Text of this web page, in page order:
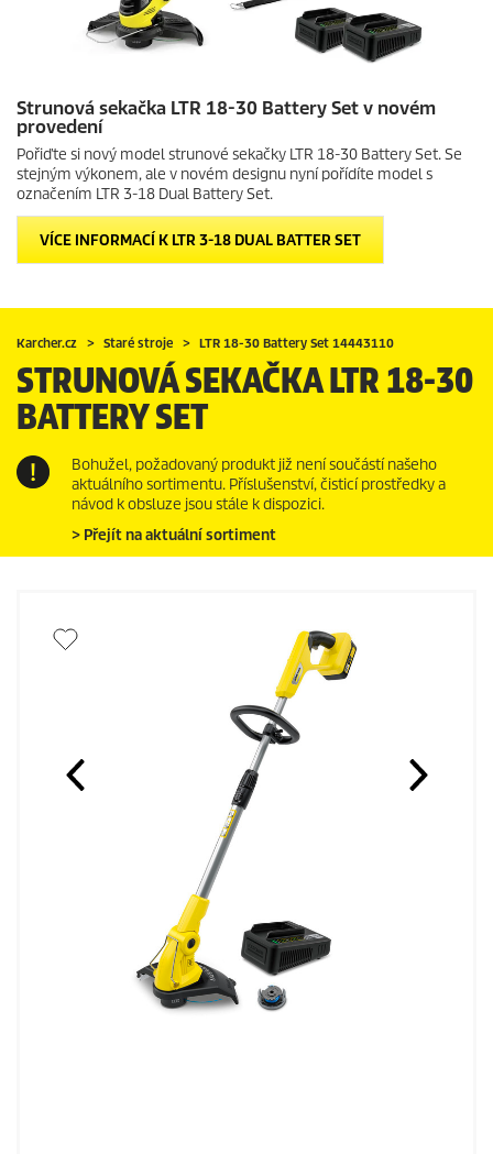
Strunová sekačka LTR 18-30 Battery Set v novém
provedení
Pořiďte si nový model strunové sekačky LTR 18-30 Battery Set. Se
stejným výkonem, ale v novém designu nyní pořídíte model s
označením LTR 3-18 Dual Battery Set.
VÍCE INFORMACÍ K LTR 3-18 DUAL BATTER SET
Karcher.cz Staré stroje LTR 18-30 Battery Set 14443110
STRUNOVÁ SEKAČKA LTR 18-30
BATTERY SET
Bohužel, požadovaný produkt již není součástí našeho
aktuálního sortimentu. Příslušenství, čisticí prostředky a
návod k obsluze jsou stále k dispozici.
> Přejít na aktuální sortiment